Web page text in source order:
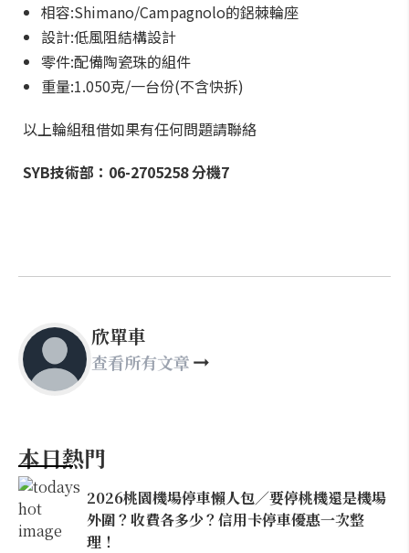
相容:Shimano/Campagnolo的鋁棘輪座
設計:低風阻結構設計
零件:配備陶瓷珠的組件
重量:1.050克/一台份(不含快拆)
以上輪組租借如果有任何問題請聯絡
SYB技術部：06-2705258 分機7
欣單車
查看所有文章
本日熱門
2026桃園機場停車懶人包／要停桃機還是機場
外圍？收費各多少？信用卡停車優惠一次整
理！